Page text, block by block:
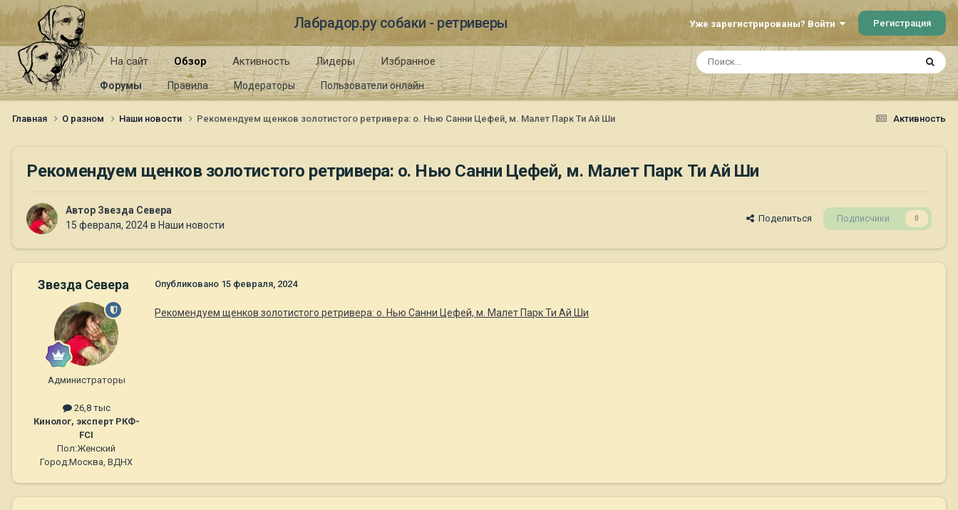
Лабрадор.ру собаки - ретриверы Уже зарегистрированы? Войти Регистрация
На сайт Обзор
Форумы Правила Модераторы Пользователи онлайн
Активность Лидеры Избранное
Активность
Главная О разном Наши новости Рекомендуем щенков золотистого ретривера: о. Нью Санни Цефей, м. Малет Парк Ти Ай Ши
Рекомендуем щенков золотистого ретривера: о. Нью Санни Цефей, м. Малет Парк Ти Ай Ши
Автор Звезда Севера
15 февраля, 2024в Наши новости
Поделиться Подписчики 0
Звезда Севера
Администраторы
26,8 тыс
Кинолог, эксперт РКФ-
FCI
Пол:Женский
Город:Москва, ВДНХ
Опубликовано 15 февраля, 2024
Рекомендуем щенков золотистого ретривера: о. Нью Санни Цефей, м. Малет Парк Ти Ай Ши